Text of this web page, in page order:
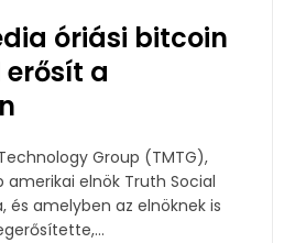
óriási bitcoin
a
Group (TMTG),
elnök Truth Social
amelyben az elnöknek is